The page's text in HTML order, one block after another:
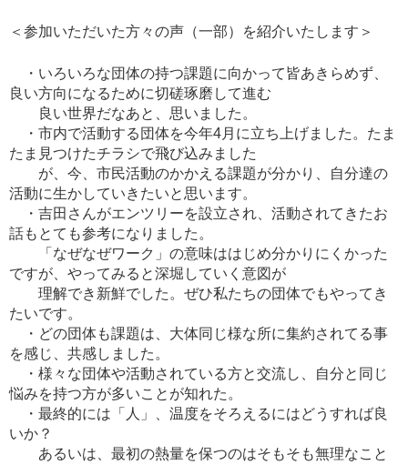
＜参加いただいた方々の声（一部）を紹介いたします＞
・いろいろな団体の持つ課題に向かって皆あきらめず、
良い方向になるために切磋琢磨して進む
良い世界だなあと、思いました。
・市内で活動する団体を今年4月に立ち上げました。たま
たま見つけたチラシで飛び込みました
が、今、市民活動のかかえる課題が分かり、自分達の
活動に生かしていきたいと思います。
・吉田さんがエンツリーを設立され、活動されてきたお
話もとても参考になりました。
「なぜなぜワーク」の意味ははじめ分かりにくかった
ですが、やってみると深堀していく意図が
理解でき新鮮でした。ぜひ私たちの団体でもやってき
たいです。
・どの団体も課題は、大体同じ様な所に集約されてる事
を感じ、共感しました。
・様々な団体や活動されている方と交流し、自分と同じ
悩みを持つ方が多いことが知れた。
・最終的には「人」、温度をそろえるにはどうすれば良
いか？
あるいは、最初の熱量を保つのはそもそも無理なこと